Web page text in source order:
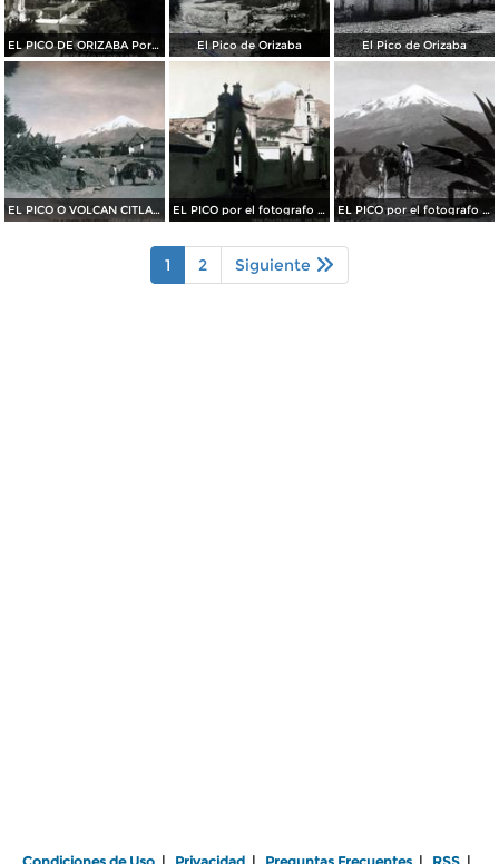
EL PICO DE ORIZABA Por el fotografo Hugo Brehme El Pico de Orizaba El Pico de Orizaba
EL PICO O VOLCAN CITLALTEPETL Por el fotografo HUGO BREHME EL PICO por el fotografo HUGO BREHME EL PICO por el fotografo HUGO BREHME
1 2 Siguiente
Condiciones de Uso | Privacidad | Preguntas Frecuentes | RSS |